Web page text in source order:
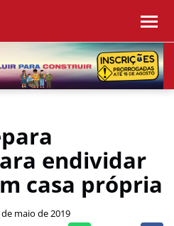
endividar
casa própria
de maio de 2019